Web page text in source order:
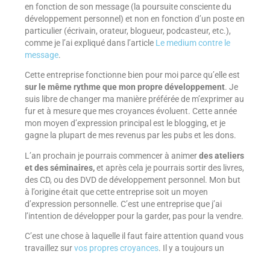
en fonction de son message (la poursuite consciente du
développement personnel) et non en fonction d’un poste en
particulier (écrivain, orateur, blogueur, podcasteur, etc.),
comme je l’ai expliqué dans l’article Le medium contre le
message.
Cette entreprise fonctionne bien pour moi parce qu’elle est
sur le même rythme que mon propre développement. Je
suis libre de changer ma manière préférée de m’exprimer au
fur et à mesure que mes croyances évoluent. Cette année
mon moyen d’expression principal est le blogging, et je
gagne la plupart de mes revenus par les pubs et les dons.
L’an prochain je pourrais commencer à animerdes ateliers
et des séminaires,et après cela je pourrais sortir des livres,
des CD, ou des DVD de développement personnel. Mon but
à l’origine était que cette entreprise soit un moyen
d’expression personnelle. C’est une entreprise que j’ai
l’intention de développer pour la garder, pas pour la vendre.
C’est une chose à laquelle il faut faire attention quand vous
travaillez survos propres croyances. Il y a toujours un